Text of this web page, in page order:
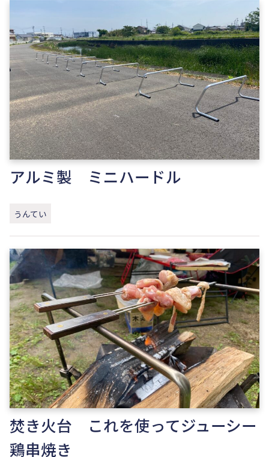
アルミ製 ミニハードル
うんてい
焚き火台 これを使ってジューシー
鶏串焼き